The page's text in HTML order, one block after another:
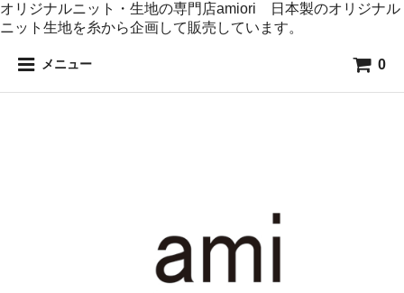
オリジナルニット・生地の専門店amiori 日本製のオリジナル
ニット生地を糸から企画して販売しています。
メニュー 0